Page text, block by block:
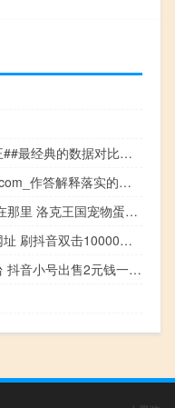
管家婆一肖王中王##最经典的数据对比解释落实-3715.ISO.834
曾道人0149 488.com_作答解释落实的民间信仰_实用版989.952
洛克王国,宠物蛋在那里 洛克王国宠物蛋大全
抖音刷真人双击网址 刷抖音双击10000个(抖音真人双击是什么意思)
抖音粉丝低价平台 抖音小号出售2元钱一个(抖音小号批发出售网平台)